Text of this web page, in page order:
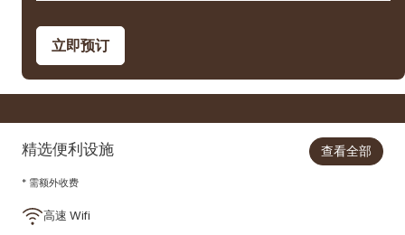
立即预订
精选便利设施
* 需额外收费
查看全部
高速 Wifi